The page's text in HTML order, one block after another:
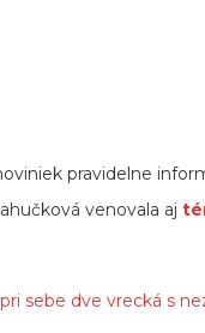
pravidelne
venovala aj
sebe dve vrecká s